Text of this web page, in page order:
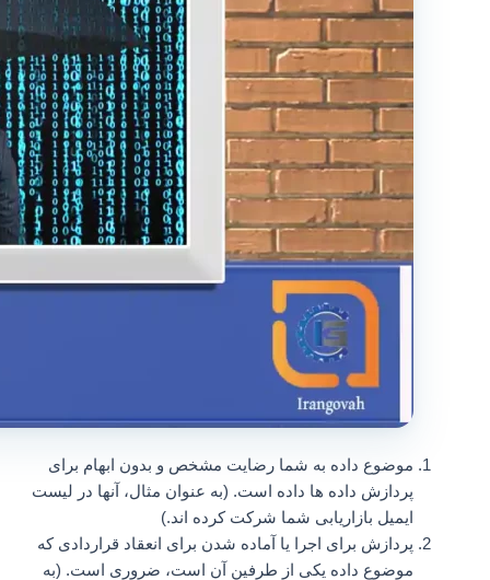
موضوع داده به شما رضایت مشخص و بدون ابهام برای
پردازش داده ها داده است. (به عنوان مثال، آنها در لیست
ایمیل بازاریابی شما شرکت کرده اند.)
پردازش برای اجرا یا آماده شدن برای انعقاد قراردادی که
موضوع داده یکی از طرفین آن است، ضروری است. (به